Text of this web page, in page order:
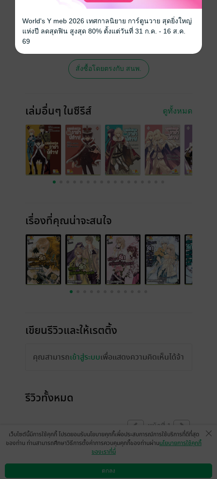
สนใจเวอร์ชันกระดาษ เชิญทางนี้!
เวอร์ชันกระดาษมีวางขายที่เว็บไซต์สำนัก
พิมพ์ จะไม่มีขายโดย MEB นะจ๊ะ สามารถสั่ง
ซื้อ หรือติดต่อคนขายโดยตรงเลยจ้ะ
สั่งซื้อโดยตรงกับ สนพ.
เล่มอื่นๆ ในซีรีส์ ดูทั้งหมด
เรื่องที่คุณน่าจะสนใจ
เขียนรีวิวและให้เรตติ้ง
คุณสามารถเข้าสู่ระบบเพื่อแสดงความคิดเห็นได้จ้า
รีวิวทั้งหมด
หน้าที่ 1
😍(ขอบคุณพี่แอดมินE-bookมากๆเลยน่ะค่ะที่
ดาวน์โหลดแอป วิธีการใช้งาน ติดต่อเรา
เว็บไซต์นี้มีการใช้คุกกี้ โปรดยอมรับนโยบายคุกกี้เพื่อประสบการณ์การใช้บริการที่ดีที่สุด
ของท่าน ท่านสามารถศึกษาวิธีการตั้งค่าการควบคุมคุกกี้ของท่านผ่านนโยบายการใช้คุกกี้
ของเราที่นี่
ตกลง
World's Y meb 2026 เทศกาลนิยาย การ์ตูนวาย สุดยิ่งใหญ่
แห่งปี ลดสุดฟิน สูงสุด 80% ตั้งแต่วันที่ 31 ก.ค. - 16 ส.ค.
69